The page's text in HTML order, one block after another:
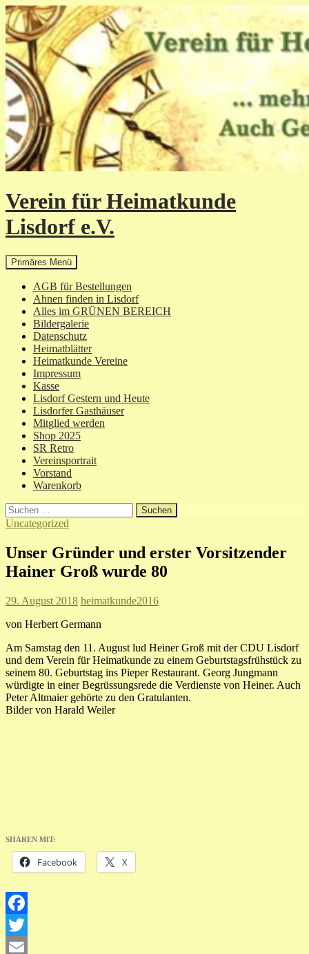
Zum
Inhalt
springen
Verein für Heimatkunde
Lisdorf e.V.
Suchen
Primäres Menü
AGB für Bestellungen
Ahnen finden in Lisdorf
Alles im GRÜNEN BEREICH
Bildergalerie
Datenschutz
Heimatblätter
Heimatkunde Vereine
Impressum
Kasse
Lisdorf Gestern und Heute
Lisdorfer Gasthäuser
Mitglied werden
Shop 2025
SR Retro
Vereinsportrait
Vorstand
Warenkorb
Suchen
nach:
Uncategorized
Unser Gründer und erster Vorsitzender
Hainer Groß wurde 80
29. August 2018 heimatkunde2016
von Herbert Germann
Am Samstag den 11. August lud Heiner Groß mit der CDU Lisdorf
und dem Verein für Heimatkunde zu einem Geburtstagsfrühstück zu
seinem 80. Geburtstag ins Pieper Restaurant. Georg Jungmann
würdigte in einer Begrüssungsrede die Verdienste von Heiner. Auch
Peter Altmaier gehörte zu den Gratulanten.
Bilder von Harald Weiler
SHAREN MIT:
Facebook X
Facebook
Twitter